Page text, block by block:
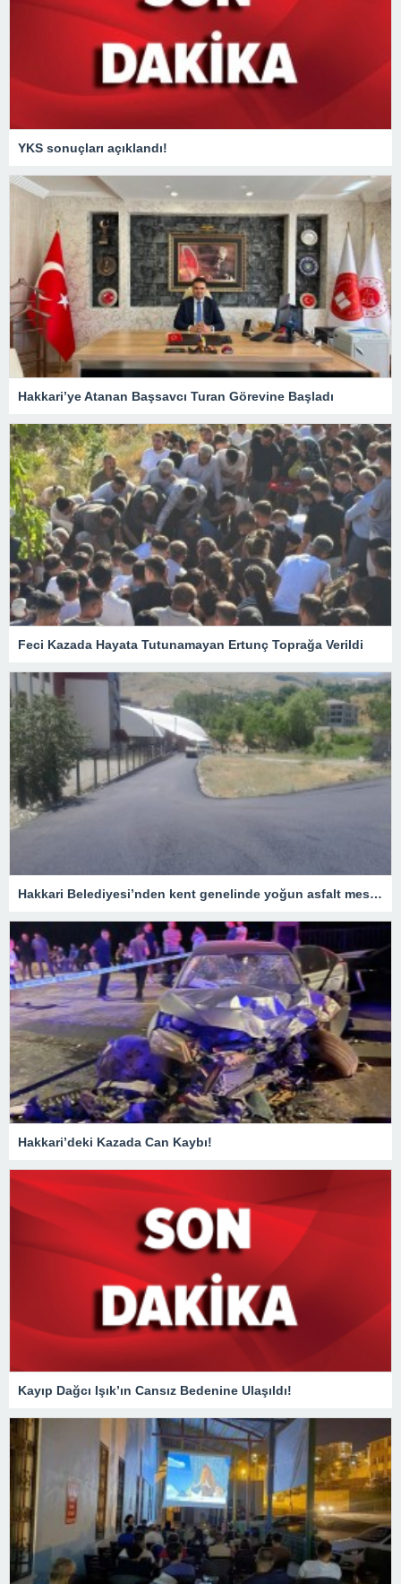
YKS sonuçları açıklandı!
Hakkari’ye Atanan Başsavcı Turan Görevine Başladı
Feci Kazada Hayata Tutunamayan Ertunç Toprağa Verildi
Hakkari Belediyesi’nden kent genelinde yoğun asfalt mesaisi
Hakkari’deki Kazada Can Kaybı!
Kayıp Dağcı Işık’ın Cansız Bedenine Ulaşıldı!